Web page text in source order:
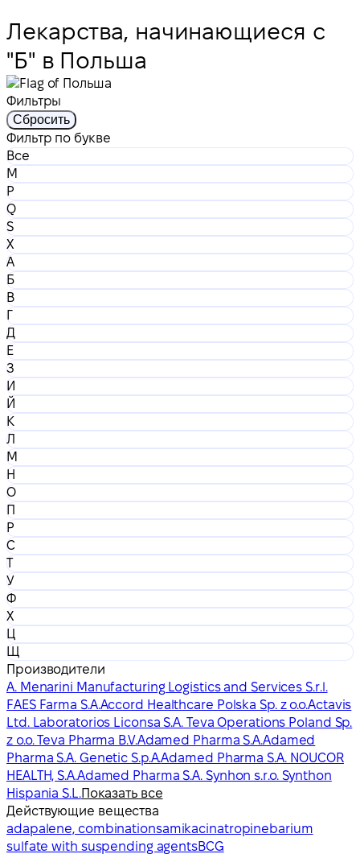
Лекарства, начинающиеся с
"Б" в Польша
Фильтры
Сбросить
Фильтр по букве
Все
M
P
Q
S
X
А
Б
В
Г
Д
Е
З
И
Й
К
Л
М
Н
О
П
Р
С
Т
У
Ф
Х
Ц
Щ
Производители
A. Menarini Manufacturing Logistics and Services S.r.l.
FAES Farma S.A.Accord Healthcare Polska Sp. z o.o.Actavis
Ltd. Laboratorios Liconsa S.A. Teva Operations Poland Sp.
z o.o. Teva Pharma B.V.Adamed Pharma S.A.Adamed
Pharma S.A. Genetic S.p.A.Adamed Pharma S.A. NOUCOR
HEALTH, S.A.Adamed Pharma S.A. Synhon s.r.o. Synthon
Hispania S.L.Показать все
Действующие вещества
adapalene, combinationsamikacinatropinebarium
sulfate with suspending agentsBCG